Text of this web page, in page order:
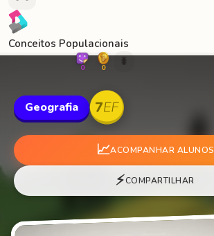
Conceitos Populacionais
0 0 🐛
Geografia
📈ACOMPANHAR ALUNOS
⚡COMPARTILHAR